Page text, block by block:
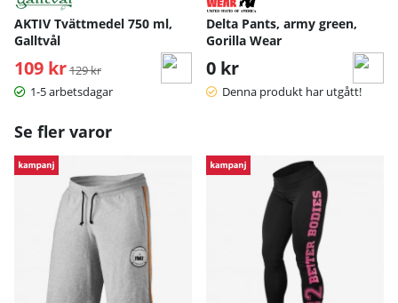
AKTIV Tvättmedel 750 ml,
Galltvål
109 kr Ordinarie pris:
129 kr
1-5 arbetsdagar
Delta Pants, army green,
Gorilla Wear
0 kr
Denna produkt har utgått!
Se fler varor